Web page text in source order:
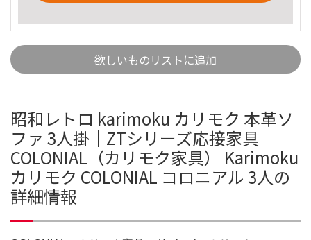
欲しいものリストに追加
昭和レトロ karimoku カリモク 本革ソ
ファ 3人掛｜ZTシリーズ応接家具
COLONIAL（カリモク家具） Karimoku
カリモク COLONIAL コロニアル 3人の
詳細情報